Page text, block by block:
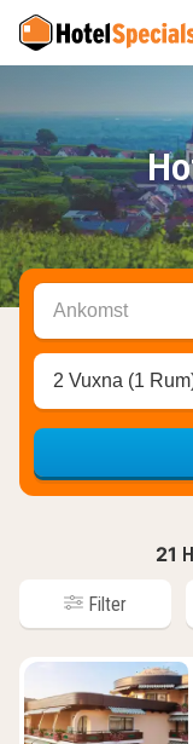
Ankomst
2 Vuxna (1
21
Filter